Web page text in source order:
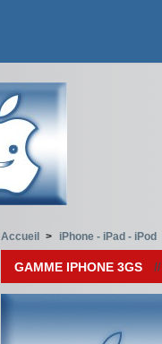
Accueil > iPhone - iPad - iPod
GAMME IPHONE 3GS Il